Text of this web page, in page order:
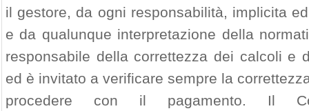
il gestore, da ogni responsabilità, implicita
e da qualunque interpretazione della
responsabile della correttezza dei calcoli e
ed è invitato a verificare sempre la
procedere con il pagamento. Il